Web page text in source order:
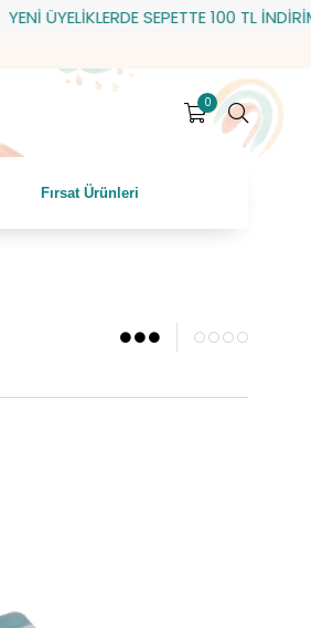
SEPETTE 100 TL İNDİRİM! HEDİYE
0
Fırsat Ürünleri